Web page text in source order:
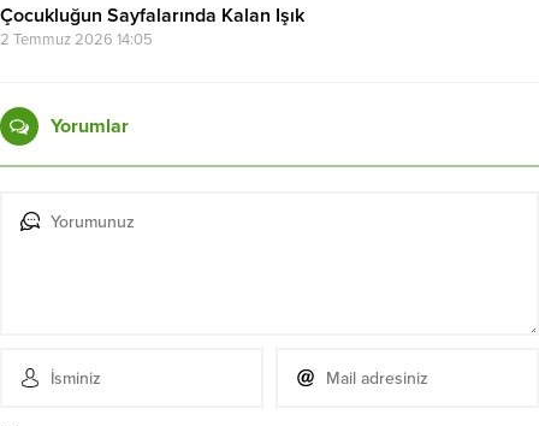
Çocukluğun Sayfalarında Kalan Işık
2 Temmuz 2026 14:05
Yorumlar